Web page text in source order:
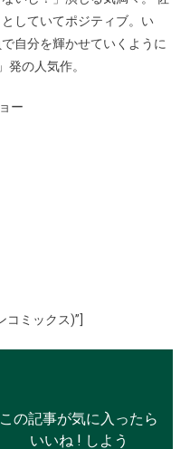
していてポジティブ。い
自分を輝かせていくように
の人気作。
ー
ミックス)”]
この記事が気に入ったら
いいね ! しよう